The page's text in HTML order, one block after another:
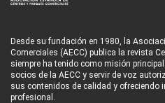
Desde su fundación en 1980, la
Comerciales (AECC) publica la revista
siempre ha tenido como misión
socios de la AECC y servir de voz
sus contenidos de calidad y ofreciendo
profesional.